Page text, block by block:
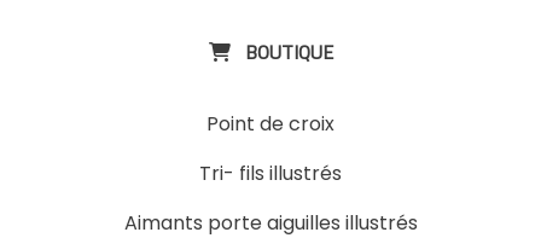
 BOUTIQUE
Point de croix
Tri- fils illustrés
Aimants porte aiguilles illustrés